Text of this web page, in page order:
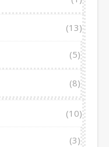
(13)
(5)
(8)
(10)
(3)